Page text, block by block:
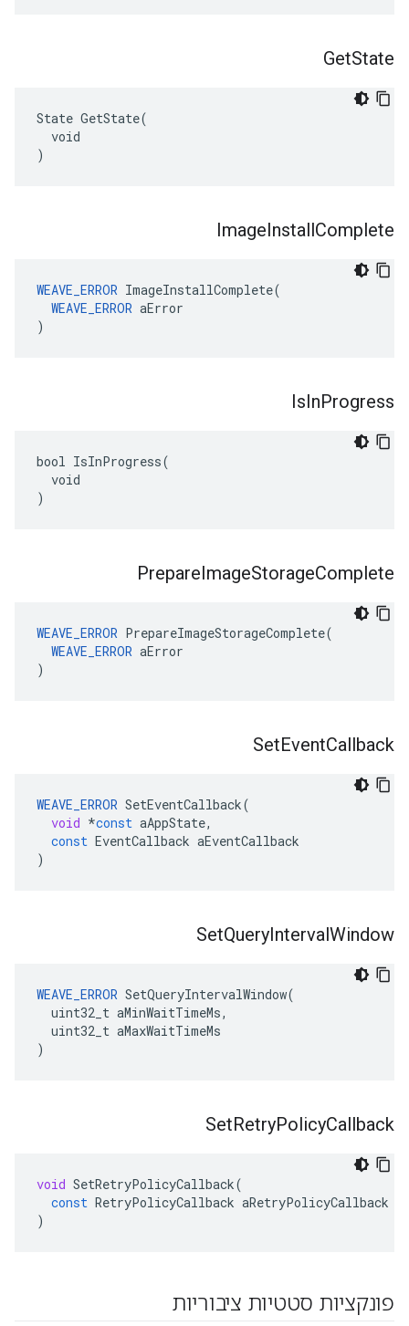
GetState
State GetState(
  void
)
ImageInstallComplete
WEAVE_ERROR ImageInstallComplete(
WEAVE_ERROR aError
)
IsInProgress
bool IsInProgress(
  void
)
PrepareImageStorageComplete
WEAVE_ERROR PrepareImageStorageComplete(
WEAVE_ERROR aError
)
SetEventCallback
WEAVE_ERROR SetEventCallback(
void *const aAppState,
const EventCallback aEventCallback
)
SetQueryIntervalWindow
WEAVE_ERROR SetQueryIntervalWindow(
  uint32_t aMinWaitTimeMs,
  uint32_t aMaxWaitTimeMs
)
SetRetryPolicyCallback
void SetRetryPolicyCallback(
const RetryPolicyCallback aRetryPolicyCallback
)
פונקציות סטטיות ציבוריות